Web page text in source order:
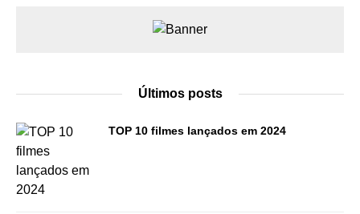
Últimos posts
TOP 10 filmes lançados em 2024